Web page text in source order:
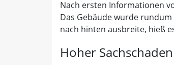
Nach ersten Informationen
Das Gebäude wurde
nach hinten ausbreite, hieß
Hoher